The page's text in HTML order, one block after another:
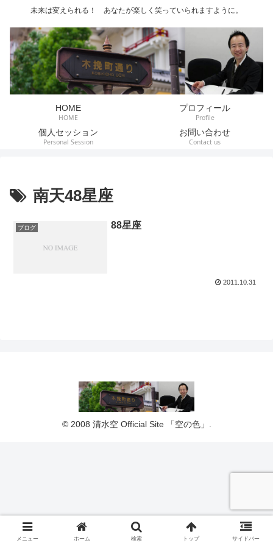
未来は変えられる！ あなたが楽しく笑っていられますように。
HOME
HOME
プロフィール
Profile
個人セッション
Personal Session
お問い合わせ
Contact us
南天48星座
ブログ 88星座
2011.10.31
© 2008 清水空 Official Site 「空の色」.
メニュー ホーム 検索 トップ サイドバー